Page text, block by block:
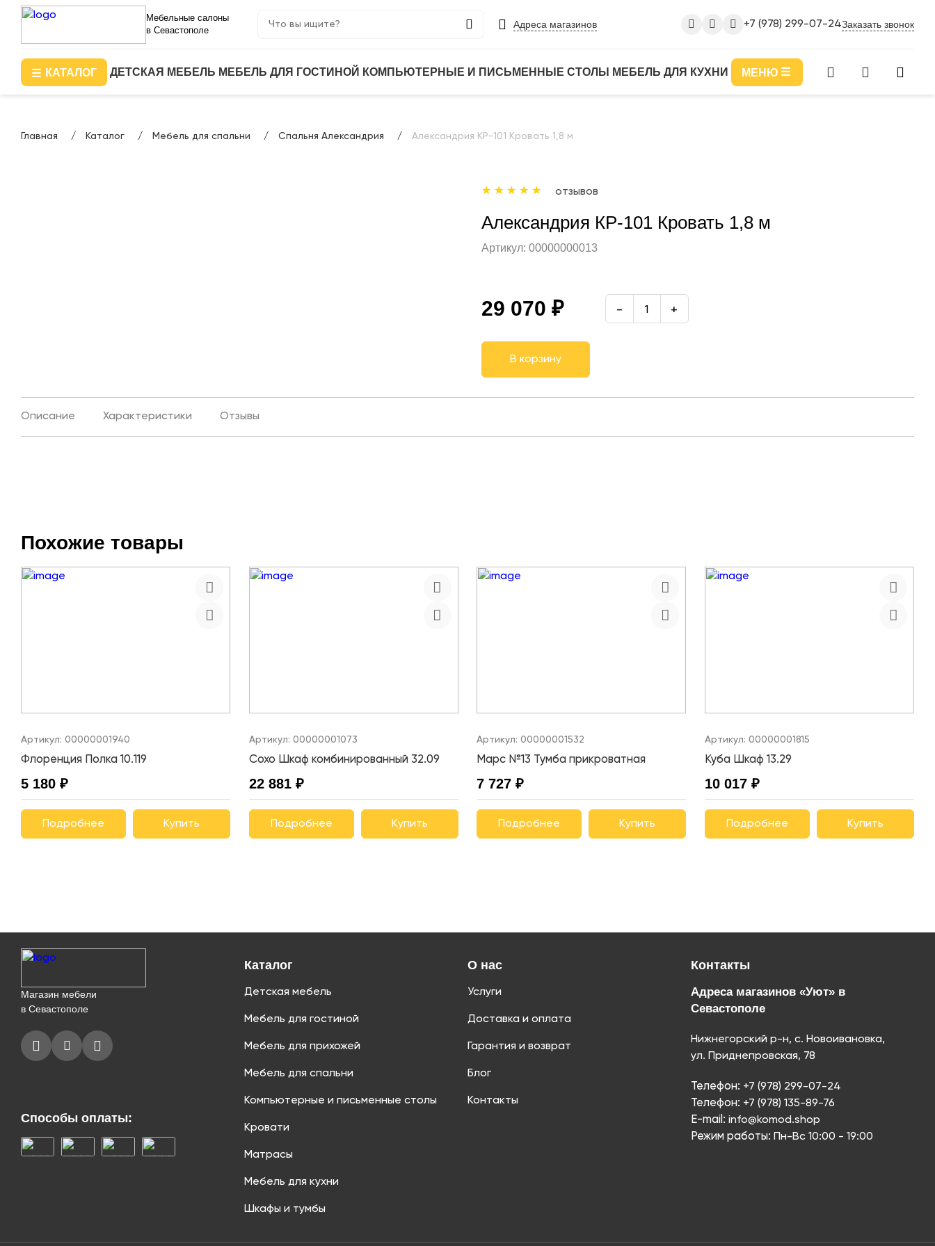
Мебельные салоны
в Севастополе
Адреса магазинов +7 (978) 299-07-24Заказать звонок
КАТАЛОГ ДЕТСКАЯ МЕБЕЛЬ МЕБЕЛЬ ДЛЯ ГОСТИНОЙ КОМПЬЮТЕРНЫЕ И ПИСЬМЕННЫЕ СТОЛЫ МЕБЕЛЬ ДЛЯ КУХНИ МЕНЮ
Главная Каталог Мебель для спальни Спальня Александрия Александрия КР-101 Кровать 1,8 м
отзывов
Александрия КР-101 Кровать 1,8 м
Артикул: 00000000013
29 070 ₽
В корзину
Описание Характеристики Отзывы
Похожие товары
Артикул: 00000001940
Флоренция Полка 10.119
5 180 ₽
Подробнее Купить
Артикул: 00000001073
Сохо Шкаф комбинированный 32.09
22 881 ₽
Подробнее Купить
Артикул: 00000001532
Марс №13 Тумба прикроватная
7 727 ₽
Подробнее Купить
Артикул: 00000001815
Куба Шкаф 13.29
10 017 ₽
Подробнее Купить
Магазин мебели
в Севастополе
Способы оплаты:
Каталог
Детская мебель
Мебель для гостиной
Мебель для прихожей
Мебель для спальни
Компьютерные и письменные столы
Кровати
Матрасы
Мебель для кухни
Шкафы и тумбы
О нас
Услуги
Доставка и оплата
Гарантия и возврат
Блог
Контакты
Контакты
Адреса магазинов «Уют» в
Севастополе
Нижнегорский р-н, с. Новоивановка,
ул. Приднепровская, 78
Телефон: +7 (978) 299-07-24
Телефон: +7 (978) 135-89-76
E-mail: info@komod.shop
Режим работы: Пн-Вс 10:00 - 19:00